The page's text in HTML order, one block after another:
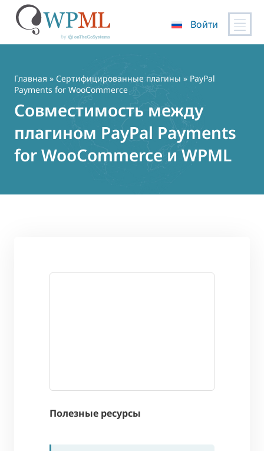
содержимому
Войти
Главная » Сертифицированные плагины » PayPal
Payments for WooCommerce
Совместимость между
плагином PayPal Payments
for WooCommerce и WPML
Полезные ресурсы